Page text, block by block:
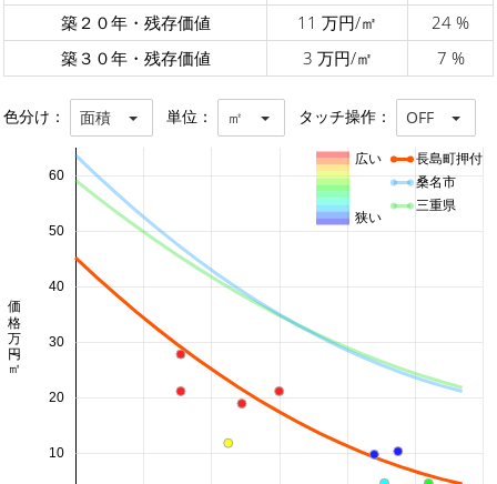
築２０年・残存価値
11 万円/㎡
24 %
築３０年・残存価値
3 万円/㎡ 7 %
色分け： 面積 単位： ㎡ タッチ操作： OFF
10
20
30
40
50
60
価格 万円/㎡
長島町押付
桑名市
三重県
広い
狭い